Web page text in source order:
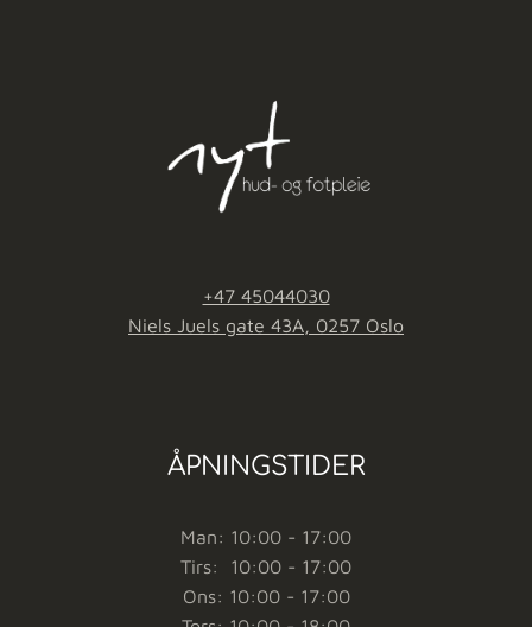
+47 45044030
Niels Juels gate 43A, 0257 Oslo
ÅPNINGSTIDER
Man: 10:00 - 17:00
Tirs: 10:00 - 17:00
Ons: 10:00 - 17:00